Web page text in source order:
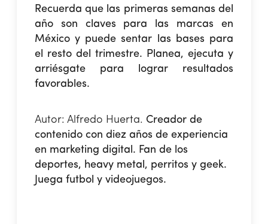
Recuerda que las primeras semanas del
año son claves para las marcas en
México y puede sentar las bases para
el resto del trimestre. Planea, ejecuta y
arriésgate para lograr resultados
favorables.
Autor: Alfredo Huerta. Creador de
contenido con diez años de experiencia
en marketing digital. Fan de los
deportes, heavy metal, perritos y geek.
Juega futbol y videojuegos.